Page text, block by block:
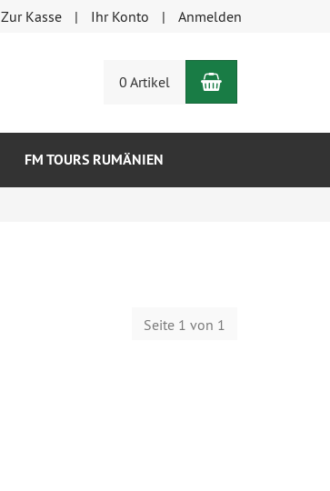
Zur Kasse Ihr Konto Anmelden
0 Artikel Warenkorb
FM TOURS RUMÄNIEN
Seite 1 von 1